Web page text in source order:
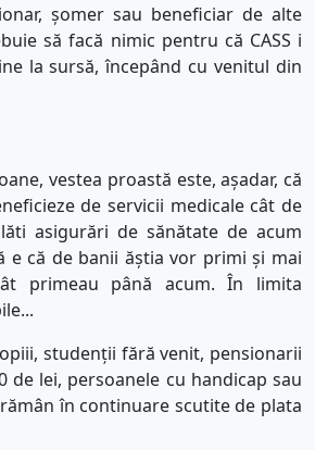
șomer sau beneficiar de alte
să facă nimic pentru că CASS i
la sursă, începând cu venitul din
vestea proastă este, așadar, că
de servicii medicale cât de
asigurări de sănătate de acum
e că de banii ăștia vor primi și mai
primeau până acum. În limita
studenții fără venit, pensionarii
de lei, persoanele cu handicap sau
în continuare scutite de plata